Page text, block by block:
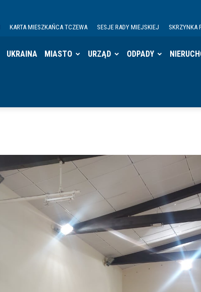
KARTA MIESZKAŃCA TCZEWA SESJE RADY MIEJSKIEJ SKRZYNKA
UKRAINA MIASTO URZĄD ODPADY